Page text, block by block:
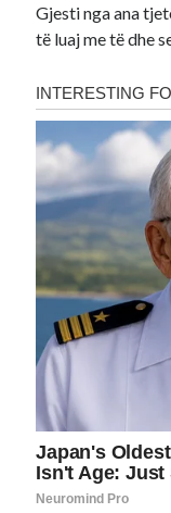
Gjesti nga ana
të luaj me të dhe